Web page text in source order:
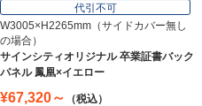
代引不可
W3005×H2265mm（サイドカバー無し
の場合）
サインシティオリジナル 卒業証書バック
パネル 鳳凰×イエロー
¥67,320～
（税込）